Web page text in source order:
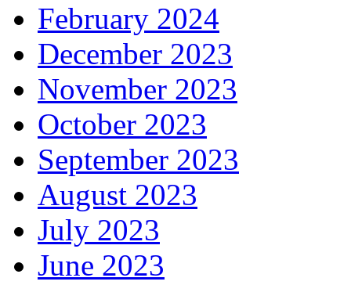
February 2024
December 2023
November 2023
October 2023
September 2023
August 2023
July 2023
June 2023